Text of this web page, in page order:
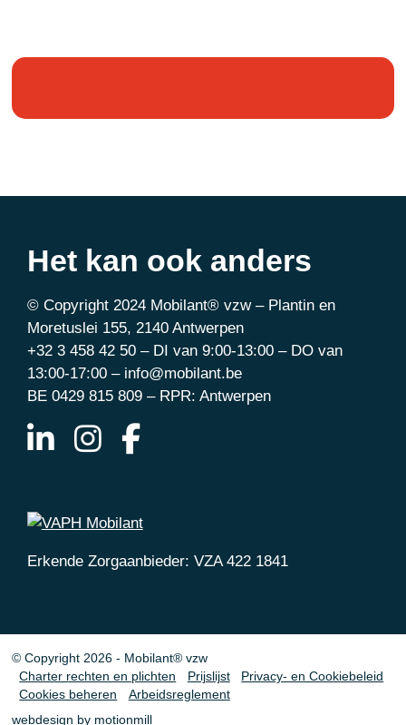
Het kan ook anders
© Copyright 2024 Mobilant® vzw – Plantin en
Moretuslei 155, 2140 Antwerpen
+32 3 458 42 50 – DI van 9:00-13:00 – DO van
13:00-17:00 – info@mobilant.be
BE 0429 815 809 – RPR: Antwerpen
Erkende Zorgaanbieder: VZA 422 1841
© Copyright 2026 - Mobilant® vzw
Charter rechten en plichten
Prijslijst
Privacy- en Cookiebeleid
Cookies beheren
Arbeidsreglement
webdesign by motionmill